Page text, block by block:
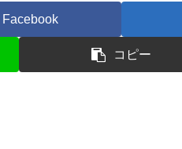
Facebook
コピー